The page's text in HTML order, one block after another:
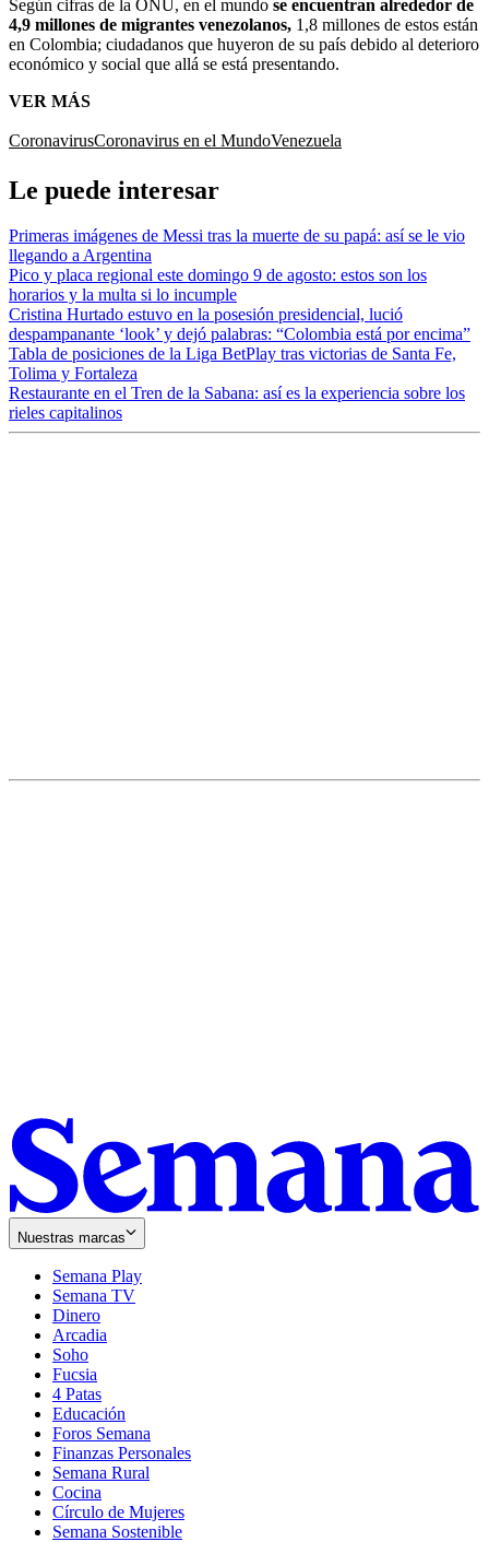
Según cifras de la ONU, en el mundo se encuentran alrededor de
4,9 millones de migrantes venezolanos, 1,8 millones de estos están
en Colombia; ciudadanos que huyeron de su país debido al deterioro
económico y social que allá se está presentando.
VER MÁS
CoronavirusCoronavirus en el MundoVenezuela
Le puede interesar
Primeras imágenes de Messi tras la muerte de su papá: así se le vio
llegando a Argentina
Pico y placa regional este domingo 9 de agosto: estos son los
horarios y la multa si lo incumple
Cristina Hurtado estuvo en la posesión presidencial, lució
despampanante ‘look’ y dejó palabras: “Colombia está por encima”
Tabla de posiciones de la Liga BetPlay tras victorias de Santa Fe,
Tolima y Fortaleza
Restaurante en el Tren de la Sabana: así es la experiencia sobre los
rieles capitalinos
Nuestras marcas
Semana Play
Semana TV
Dinero
Arcadia
Soho
in
new
window
Fucsia
in
new
window
4 Patas
Educación
Foros Semana
Finanzas Personales
Semana Rural
Cocina
Círculo de Mujeres
Semana Sostenible